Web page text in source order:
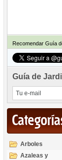
Recomendar Guía
Guía de
Arboles
Azaleas y